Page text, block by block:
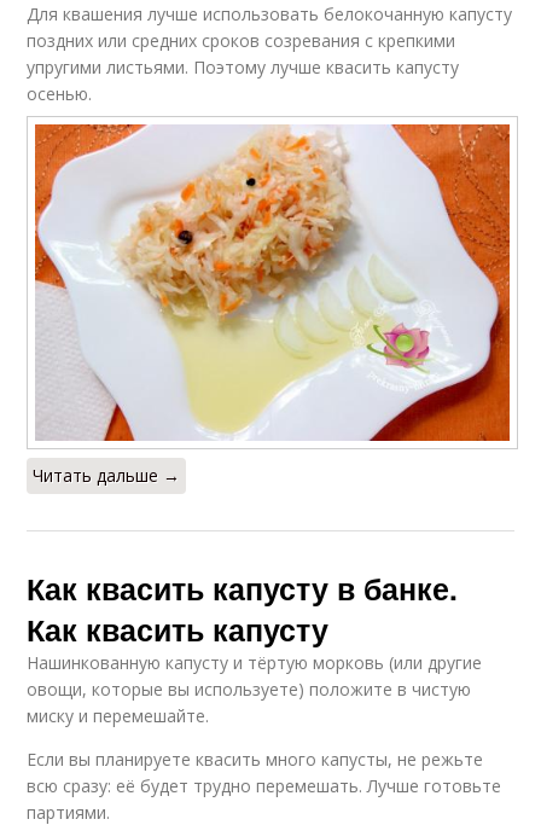
Для квашения лучше использовать белокочанную капусту
поздних или средних сроков созревания с крепкими
упругими листьями. Поэтому лучше квасить капусту
осенью.
Читать дальше →
Как квасить капусту в банке.
Как квасить капусту
Нашинкованную капусту и тёртую морковь (или другие
овощи, которые вы используете) положите в чистую
миску и перемешайте.
Если вы планируете квасить много капусты, не режьте
всю сразу: её будет трудно перемешать. Лучше готовьте
партиями.